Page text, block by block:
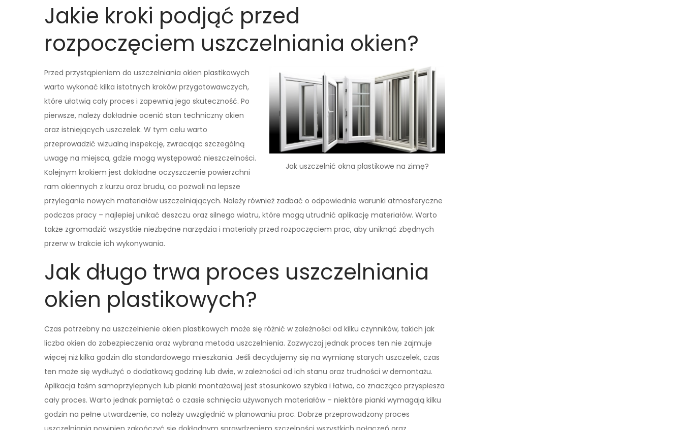
Jakie kroki podjąć przed
rozpoczęciem uszczelniania okien?
Jak uszczelnić okna plastikowe na zimę?
Przed przystąpieniem do uszczelniania okien plastikowych
warto wykonać kilka istotnych kroków przygotowawczych,
które ułatwią cały proces i zapewnią jego skuteczność. Po
pierwsze, należy dokładnie ocenić stan techniczny okien
oraz istniejących uszczelek. W tym celu warto
przeprowadzić wizualną inspekcję, zwracając szczególną
uwagę na miejsca, gdzie mogą występować nieszczelności.
Kolejnym krokiem jest dokładne oczyszczenie powierzchni
ram okiennych z kurzu oraz brudu, co pozwoli na lepsze
przyleganie nowych materiałów uszczelniających. Należy również zadbać o odpowiednie warunki atmosferyczne
podczas pracy – najlepiej unikać deszczu oraz silnego wiatru, które mogą utrudnić aplikację materiałów. Warto
także zgromadzić wszystkie niezbędne narzędzia i materiały przed rozpoczęciem prac, aby uniknąć zbędnych
przerw w trakcie ich wykonywania.
Jak długo trwa proces uszczelniania
okien plastikowych?
Czas potrzebny na uszczelnienie okien plastikowych może się różnić w zależności od kilku czynników, takich jak
liczba okien do zabezpieczenia oraz wybrana metoda uszczelnienia. Zazwyczaj jednak proces ten nie zajmuje
więcej niż kilka godzin dla standardowego mieszkania. Jeśli decydujemy się na wymianę starych uszczelek, czas
ten może się wydłużyć o dodatkową godzinę lub dwie, w zależności od ich stanu oraz trudności w demontażu.
Aplikacja taśm samoprzylepnych lub pianki montażowej jest stosunkowo szybka i łatwa, co znacząco przyspiesza
cały proces. Warto jednak pamiętać o czasie schnięcia używanych materiałów – niektóre pianki wymagają kilku
godzin na pełne utwardzenie, co należy uwzględnić w planowaniu prac. Dobrze przeprowadzony proces